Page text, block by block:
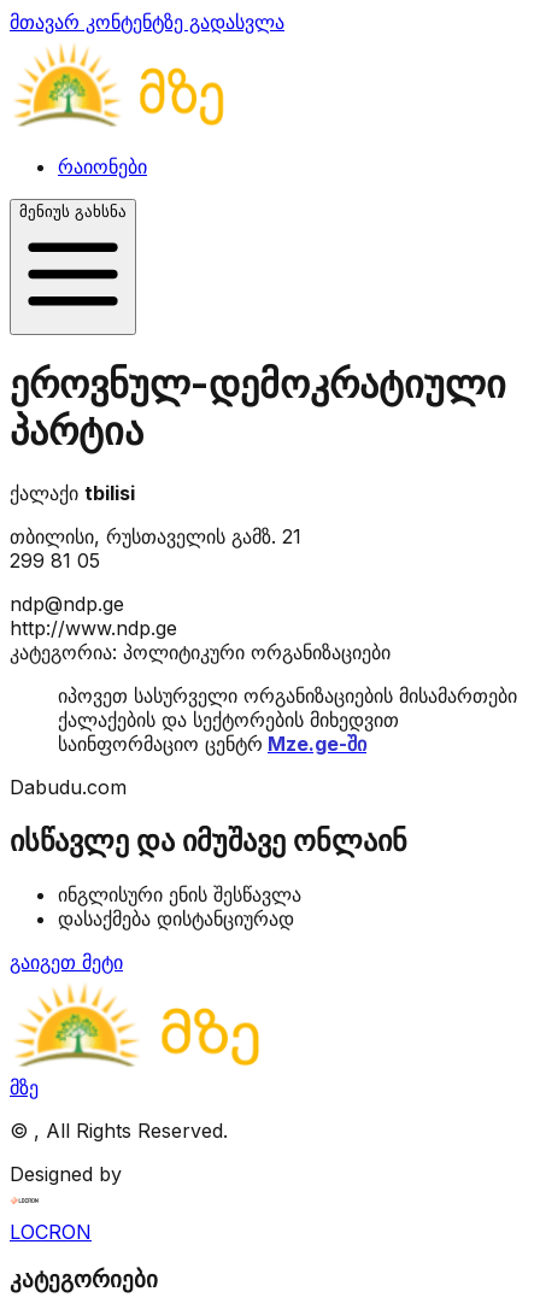
მთავარ კონტენტზე გადასვლა
რაიონები
მენიუს გახსნა
ეროვნულ-დემოკრატიული
პარტია
ქალაქი tbilisi
თბილისი, რუსთაველის გამზ. 21
299 81 05
ndp@ndp.ge
http://www.ndp.ge
კატეგორია: პოლიტიკური ორგანიზაციები
იპოვეთ სასურველი ორგანიზაციების მისამართები
ქალაქების და სექტორების მიხედვით
საინფორმაციო ცენტრ Mze.ge-ში
Dabudu.com
ისწავლე და იმუშავე ონლაინ
ინგლისური ენის შესწავლა
დასაქმება დისტანციურად
გაიგეთ მეტი
მზე
© , All Rights Reserved.
Designed by
LOCRON
კატეგორიები